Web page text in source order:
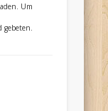
Um
gebeten.